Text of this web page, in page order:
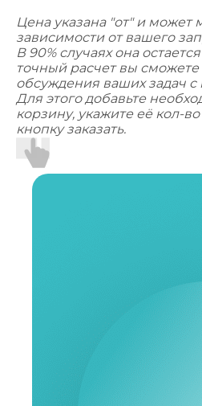
Цена указана "от" и может
зависимости от вашего
В 90% случаях она
точный расчет вы сможете
обсуждения ваших задач
Для этого добавьте
корзину, укажите её кол-
кнопку заказать.